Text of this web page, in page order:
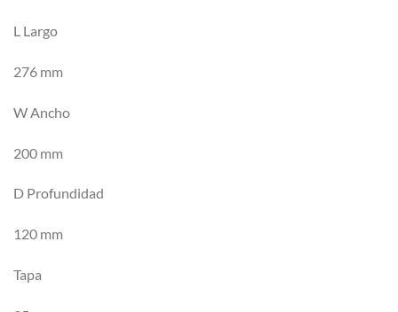
L Largo
276 mm
W Ancho
200 mm
D Profundidad
120 mm
Tapa